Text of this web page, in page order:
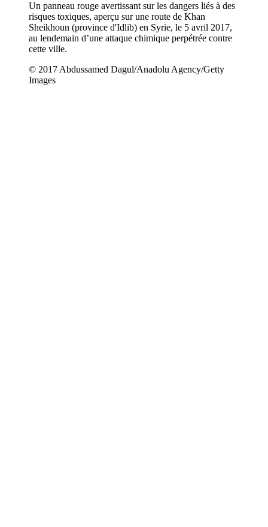
Un panneau rouge avertissant sur les dangers liés à des
risques toxiques, aperçu sur une route de Khan
Sheikhoun (province d'Idlib) en Syrie, le 5 avril 2017,
au lendemain d’une attaque chimique perpétrée contre
cette ville.
© 2017 Abdussamed Dagul/Anadolu Agency/Getty
Images